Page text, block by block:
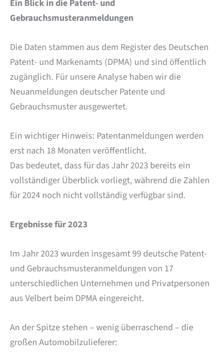
Ein Blick in die Patent- und
Gebrauchsmusteranmeldungen
Die Daten stammen aus dem Register des Deutschen
Patent- und Markenamts (DPMA) und sind öffentlich
zugänglich. Für unsere Analyse haben wir die
Neuanmeldungen deutscher Patente und
Gebrauchsmuster ausgewertet.
Ein wichtiger Hinweis: Patentanmeldungen werden
erst nach 18 Monaten veröffentlicht.
Das bedeutet, dass für das Jahr 2023 bereits ein
vollständiger Überblick vorliegt, während die Zahlen
für 2024 noch nicht vollständig verfügbar sind.
Ergebnisse für 2023
Im Jahr 2023 wurden insgesamt 99 deutsche Patent-
und Gebrauchsmusteranmeldungen von 17
unterschiedlichen Unternehmen und Privatpersonen
aus Velbert beim DPMA eingereicht.
An der Spitze stehen – wenig überraschend – die
großen Automobilzulieferer: